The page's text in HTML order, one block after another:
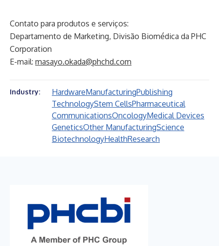
Contato para produtos e serviços:
Departamento de Marketing, Divisão Biomédica da PHC
Corporation
E-mail: masayo.okada@phchd.com
Industry: HardwareManufacturingPublishing
TechnologyStem CellsPharmaceutical
CommunicationsOncologyMedical Devices
GeneticsOther ManufacturingScience
BiotechnologyHealthResearch